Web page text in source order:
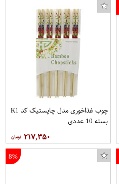
چوب غذاخوری مدل چاپستیک کد K1
بسته 10 عددی
۲۱۷,۳۵۰
8%